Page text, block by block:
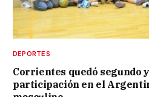
DEPORTES
Corrientes quedó segundo
participación en el